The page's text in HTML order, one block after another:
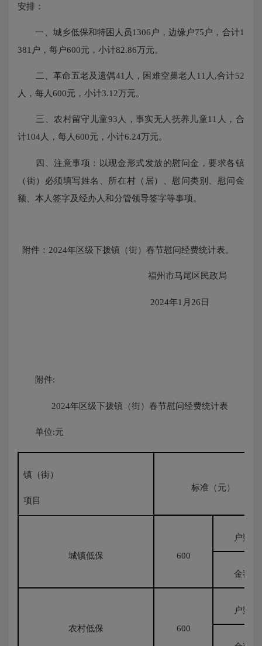
安排：
一、城乡低保和特困人员1306户，边缘户75户，合计1
381户，每户600元，小计82.86万元。
二、革命五老及遗偶41人，困难空巢老人11人,合计52
人，每人600元，小计3.12万元。
三、农村留守儿童93人，事实无人抚养儿童11人，合
计104人，每人600元，小计6.24万元。
四、注意事项：以现金形式发放的慰问金，要求各镇
（街）必须填写姓名、所在村（居）、慰问类别、慰问金
额、本人签字及经办人和分管领导签字等事项。
附件：2024年区级下拨镇（街）春节慰问经费统计表。
福州市马尾区民政局
2024年1月26日
附件:
2024年区级下拨镇（街）春节慰问经费统计表
单位:元
镇（街）
项目
标准（元）
城镇低保 600
户数
金额
农村低保 600
户数